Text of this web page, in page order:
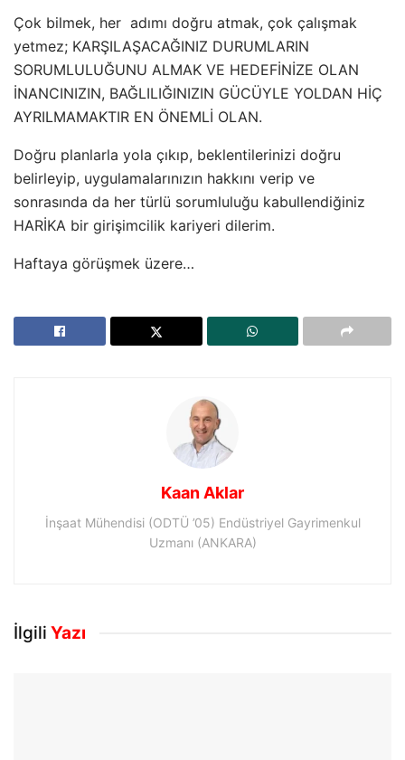
Çok bilmek, her adımı doğru atmak, çok çalışmak
yetmez; KARŞILAŞACAĞINIZ DURUMLARIN
SORUMLULUĞUNU ALMAK VE HEDEFİNİZE OLAN
İNANCINIZIN, BAĞLILIĞINIZIN GÜCÜYLE YOLDAN HİÇ
AYRILMAMAKTIR EN ÖNEMLİ OLAN.
Doğru planlarla yola çıkıp, beklentilerinizi doğru
belirleyip, uygulamalarınızın hakkını verip ve
sonrasında da her türlü sorumluluğu kabullendiğiniz
HARİKA bir girişimcilik kariyeri dilerim.
Haftaya görüşmek üzere…
Kaan Aklar
İnşaat Mühendisi (ODTÜ ’05) Endüstriyel Gayrimenkul
Uzmanı (ANKARA)
İlgili Yazı